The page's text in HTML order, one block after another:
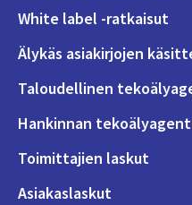
White label -ratkaisut
Älykäs asiakirjojen
Taloudellinen
Hankinnan
Toimittajien laskut
Asiakaslaskut